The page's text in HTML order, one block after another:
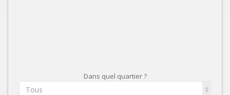
Dans quel quartier ?
Tous